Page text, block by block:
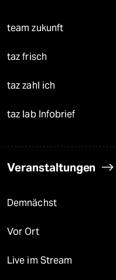
team zukunft
taz frisch
taz zahl ich
taz lab Infobrief
Veranstaltungen
Demnächst
Vor Ort
Live im Stream